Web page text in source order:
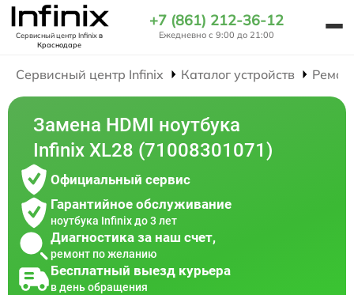
Сервисный центр Infinixв
Краснодаре
+7 (861) 212-36-12
Ежедневно с 9:00 до 21:00
Сервисный центр Infinix Каталог устройств
Замена HDMI ноутбука
Infinix XL28 (71008301071)
Официальный сервис
Гарантийное обслуживание
ноутбука Infinix до 3 лет
Диагностика за наш счет,
ремонт по желанию
Бесплатный выезд курьера
в день обращения